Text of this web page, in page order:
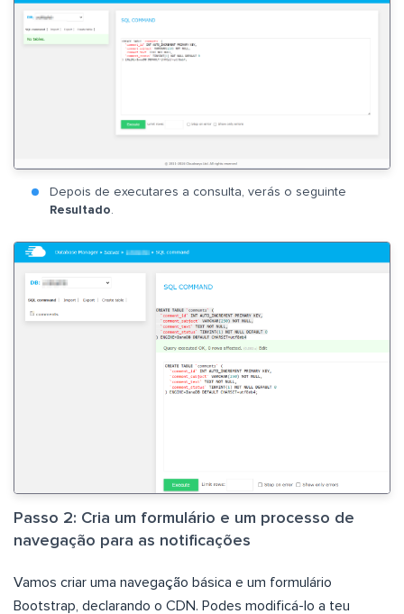
Depois de executares a consulta, verás o seguinte
Resultado
Passo 2: Cria um formulário e um processo de
navegação para as notificações
Vamos criar uma navegação básica e um formulário
Bootstrap, declarando o CDN. Podes modificá-lo a teu